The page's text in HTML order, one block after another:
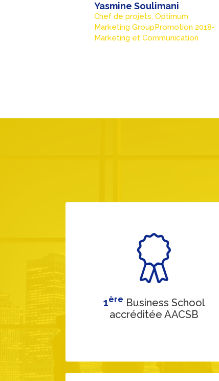
Yasmine Soulimani
Chef de projets, Optimum
Marketing GroupPromotion 2018-
Marketing et Communication
1ère Business School
accréditée AACSB